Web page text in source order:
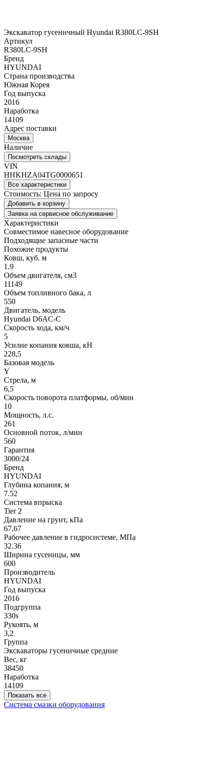
Экскаватор гусеничный Hyundai R380LC-9SH
Артикул
R380LC-9SH
Бренд
HYUNDAI
Страна производства
Южная Корея
Год выпуска
2016
Наработка
14109
Адрес поставки
Москва
Наличие
Посмотреть склады
VIN
HHKHZA04TG0000651
Все характеристики
Стоимость: Цена по запросу
Добавить в корзину
Заявка на сервисное обслуживание
Характеристики
Совместимое навесное оборудование
Подходящие запасные части
Похожие продукты
Ковш, куб. м
1.9
Объем двигателя, см3
11149
Объем топливного бака, л
550
Двигатель, модель
Hyundai D6AC-C
Скорость хода, км/ч
5
Усилие копания ковша, кН
228,5
Базовая модель
Y
Стрела, м
6,5
Скорость поворота платформы, об/мин
10
Мощность, л.с.
261
Основной поток, л/мин
560
Гарантия
3000/24
Бренд
HYUNDAI
Глубина копания, м
7.52
Система впрыска
Tier 2
Давление на грунт, кПа
67,67
Рабочее давление в гидросистеме, МПа
32.36
Ширина гусеницы, мм
600
Производитель
HYUNDAI
Год выпуска
2016
Подгруппа
330s
Рукоять, м
3,2
Группа
Экскаваторы гусеничные средние
Вес, кг
38450
Наработка
14109
Показать все
Система смазки оборудования